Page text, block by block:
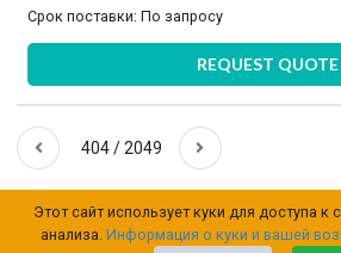
Срок поставки:По запросу
REQUEST QUOTE
404 / 2049
Этот сайт использует куки для доступа к
анализа. Информация о куки и вашей